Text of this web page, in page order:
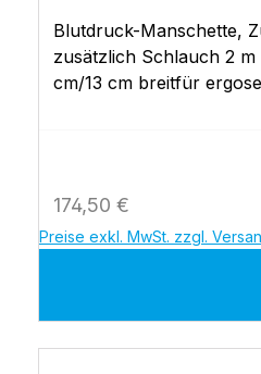
Blutdruck-Manschette,
zusätzlich Schlauch 2
cm/13 cm breitfür
Regulärer Preis:
174,50 €
Preise exkl. MwSt. zzgl.